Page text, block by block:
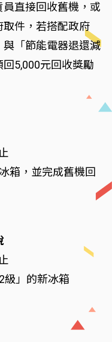
直接回收舊機，或
取件，若搭配政府
與「節能電器退還減
5,000元回收獎勵
箱，並完成舊機回
級」的新冰箱